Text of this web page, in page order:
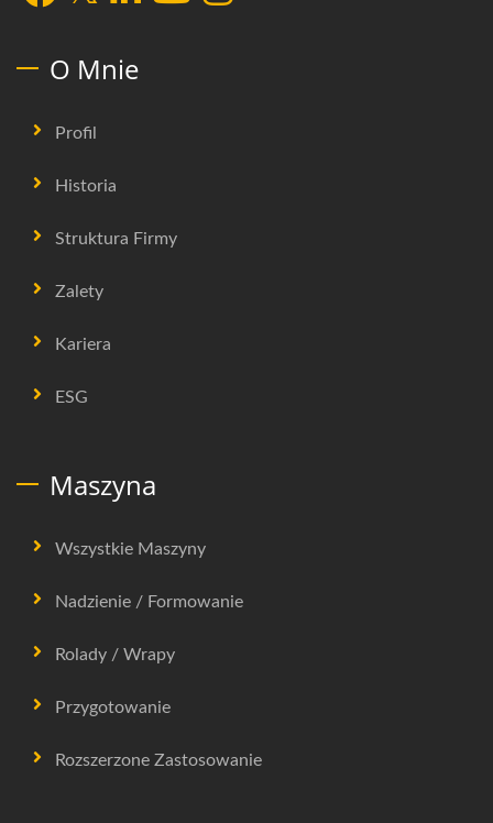
O Mnie
Profil
Historia
Struktura Firmy
Zalety
Kariera
ESG
Maszyna
Wszystkie Maszyny
Nadzienie / Formowanie
Rolady / Wrapy
Przygotowanie
Rozszerzone Zastosowanie